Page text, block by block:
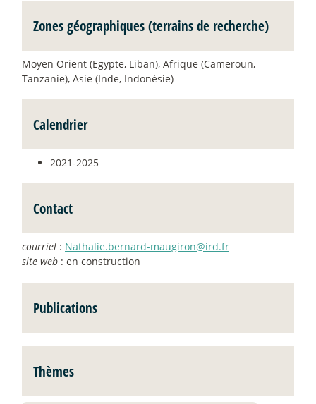
Zones géographiques (terrains de recherche)
Moyen Orient (Egypte, Liban), Afrique (Cameroun,
Tanzanie), Asie (Inde, Indonésie)
Calendrier
2021-2025
Contact
courriel : Nathalie.bernard-maugiron@ird.fr
site web : en construction
Publications
Thèmes